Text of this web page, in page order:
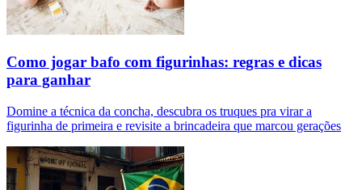
Como jogar bafo com figurinhas: regras e dicas
para ganhar
Domine a técnica da concha, descubra os truques pra virar a
figurinha de primeira e revisite a brincadeira que marcou gerações